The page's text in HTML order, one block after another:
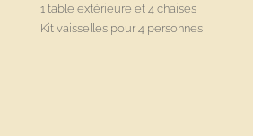
1 table extérieure et 4 chaises
Kit vaisselles pour 4 personnes